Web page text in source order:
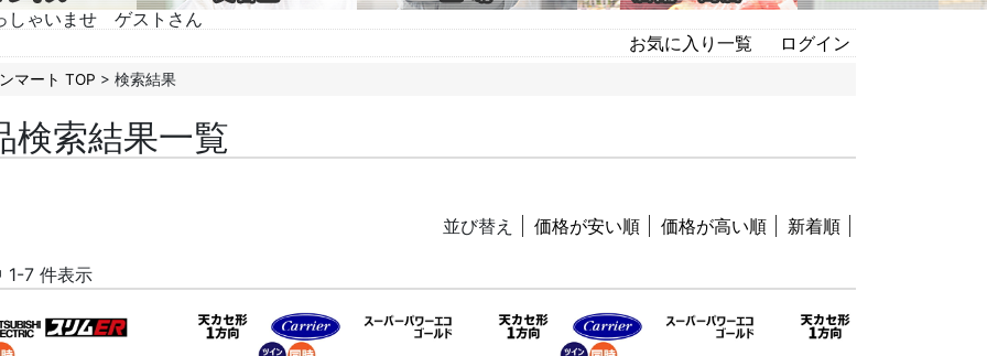
しゃいませ ゲストさん
お気に入り一覧
ログイン
マート TOP > 検索結果
検索結果一覧
並び替え 価格が安い順 価格が高い順 新着順
1-7 件表示